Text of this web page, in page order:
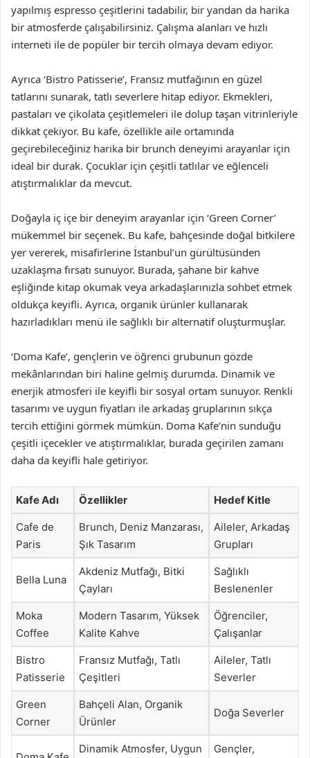
yapılmış espresso çeşitlerini tadabilir, bir yandan da harika
bir atmosferde çalışabilirsiniz. Çalışma alanları ve hızlı
interneti ile de popüler bir tercih olmaya devam ediyor.
Ayrıca ‘Bistro Patisserie’, Fransız mutfağının en güzel
tatlarını sunarak, tatlı severlere hitap ediyor. Ekmekleri,
pastaları ve çikolata çeşitlemeleri ile dolup taşan vitrinleriyle
dikkat çekiyor. Bu kafe, özellikle aile ortamında
geçirebileceğiniz harika bir brunch deneyimi arayanlar için
ideal bir durak. Çocuklar için çeşitli tatlılar ve eğlenceli
atıştırmalıklar da mevcut.
Doğayla iç içe bir deneyim arayanlar için ‘Green Corner’
mükemmel bir seçenek. Bu kafe, bahçesinde doğal bitkilere
yer vererek, misafirlerine İstanbul’un gürültüsünden
uzaklaşma fırsatı sunuyor. Burada, şahane bir kahve
eşliğinde kitap okumak veya arkadaşlarınızla sohbet etmek
oldukça keyifli. Ayrıca, organik ürünler kullanarak
hazırladıkları menü ile sağlıklı bir alternatif oluşturmuşlar.
‘Doma Kafe’, gençlerin ve öğrenci grubunun gözde
mekânlarından biri haline gelmiş durumda. Dinamik ve
enerjik atmosferi ile keyifli bir sosyal ortam sunuyor. Renkli
tasarımı ve uygun fiyatları ile arkadaş gruplarının sıkça
tercih ettiğini görmek mümkün. Doma Kafe’nin sunduğu
çeşitli içecekler ve atıştırmalıklar, burada geçirilen zamanı
daha da keyifli hale getiriyor.
Kafe Adı Özellikler Hedef Kitle
Cafe de
Paris
Brunch, Deniz Manzarası,
Şık Tasarım
Aileler, Arkadaş
Grupları
Bella Luna
Akdeniz Mutfağı, Bitki
Çayları
Sağlıklı
Beslenenler
Moka
Coffee
Modern Tasarım, Yüksek
Kalite Kahve
Öğrenciler,
Çalışanlar
Bistro
Patisserie
Fransız Mutfağı, Tatlı
Çeşitleri
Aileler, Tatlı
Severler
Green
Corner
Bahçeli Alan, Organik
Ürünler
Doğa Severler
Dinamik Atmosfer, Uygun
Gençler,